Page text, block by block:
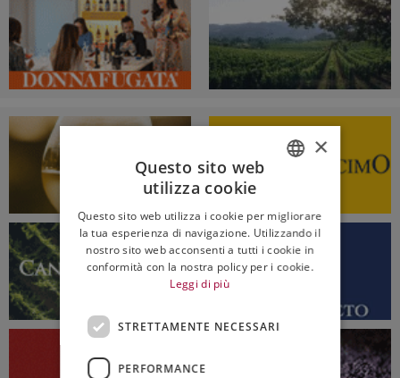
ENGLISH
×
Questo sito web
utilizza cookie
Questo sito web utilizza i cookie per migliorare
la tua esperienza di navigazione. Utilizzando il
nostro sito web acconsenti a tutti i cookie in
conformità con la nostra policy per i cookie.
Leggi di più
STRETTAMENTE NECESSARI
PERFORMANCE